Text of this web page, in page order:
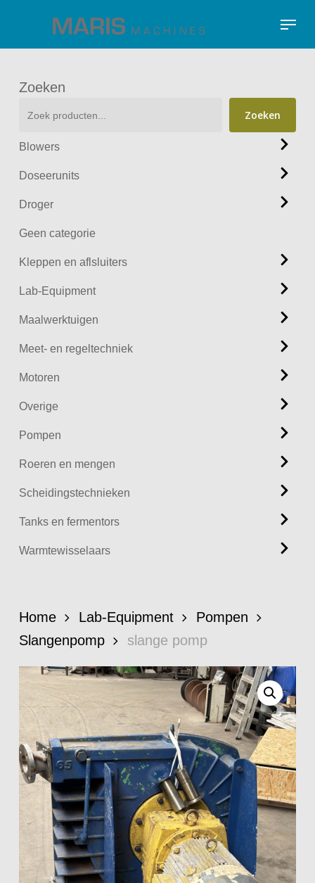
main
Menu
Zoeken
Zoeken
Blowers
Doseerunits
Droger
Geen categorie
Kleppen en aflsluiters
Lab-Equipment
Maalwerktuigen
Meet- en regeltechniek
Motoren
Overige
Pompen
Roeren en mengen
Scheidingstechnieken
Tanks en fermentors
Warmtewisselaars
Home Lab-Equipment
Pompen
Slangenpomp
slange pomp
Close